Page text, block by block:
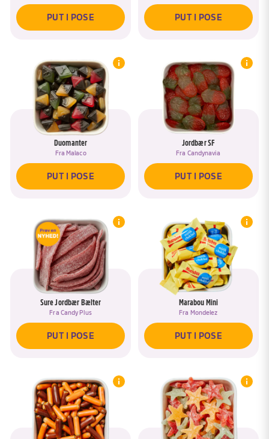
PUT I POSE PUT I POSE
Duomanter
Fra Malaco
PUT I POSE
Jordbær SF
Fra Candynavia
PUT I POSE
Sure Jordbær Bælter
Fra Candy Plus
PUT I POSE
Marabou Mini
Fra Mondelez
PUT I POSE